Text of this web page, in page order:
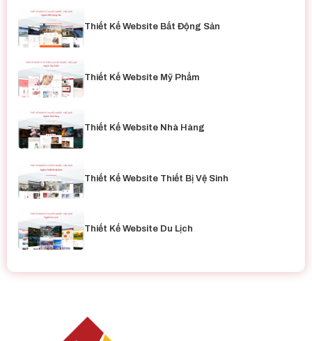
Thiết Kế Website Bất Động Sản
Thiết Kế Website Mỹ Phẩm
Thiết Kế Website Nhà Hàng
Thiết Kế Website Thiết Bị Vệ Sinh
Thiết Kế Website Du Lịch